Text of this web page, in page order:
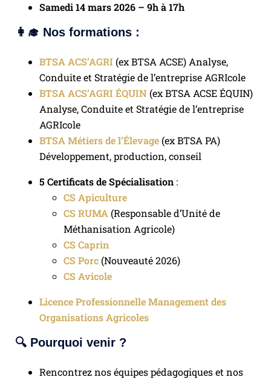
Samedi 14 mars 2026 – 9h à 17h
👩‍🎓 Nos formations :
BTSA ACS’AGRI (ex BTSA ACSE) Analyse,
Conduite et Stratégie de l’entreprise AGRIcole
BTSA ACS’AGRI ÉQUIN (ex BTSA ACSE ÉQUIN)
Analyse, Conduite et Stratégie de l’entreprise
AGRIcole
BTSA Métiers de l’Élevage(ex BTSA PA)
Développement, production, conseil
5 Certificats de Spécialisation :
CS Apiculture
CS RUMA(Responsable d’Unité de
Méthanisation Agricole)
CS Caprin
CS Porc(Nouveauté 2026)
CS Avicole
Licence Professionnelle Management des
Organisations Agricoles
🔍 Pourquoi venir ?
Rencontrez nos équipes pédagogiques et nos